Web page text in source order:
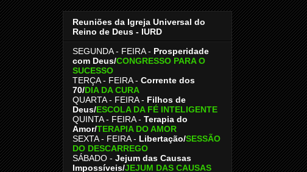
Reuniões da Igreja Universal do
Reino de Deus - IURD
SEGUNDA - FEIRA - Prosperidade
com Deus/CONGRESSO PARA O
SUCESSO
TERÇA - FEIRA - Corrente dos
70/DIA DA CURA
QUARTA - FEIRA - Filhos de
Deus/ESCOLA DA FÉ INTELIGENTE
QUINTA - FEIRA - Terapia do
Amor/TERAPIA DO AMOR
SEXTA - FEIRA - Libertação/SESSÃO
DO DESCARREGO
SÁBADO - Jejum das Causas
Impossíveis/JEJUM DAS CAUSAS